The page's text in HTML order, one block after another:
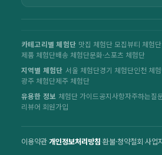
카테고리별 체험단 맛집 체험단 모집뷰티 체험
제품 체험단배송 체험단문화·스포츠 체험단
지역별 체험단 서울 체험단경기 체험단인천 체
광주 체험단제주 체험단
유용한 정보 체험단 가이드공지사항자주하는질
리뷰어 회원가입
이용약관·개인정보처리방침·환불·청약철회·사업